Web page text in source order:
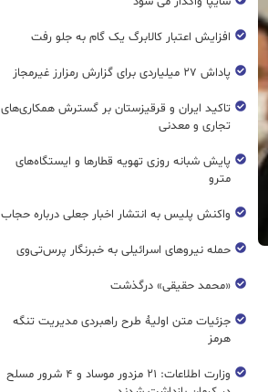
افزایش اعتبار کالابرگ یک گام به جلو رفت
پاداش ۲۷ میلیاردی برای گزارش رمزارز غیرمجاز
تاکید ایران و قرقیزستان بر گسترش همکاری‌های
تجاری و معدنی
پایش شبانه روزی تهویه قطار‌ها و ایستگاه‌های
مترو
واکنش پلیس به انتشار اخبار جعلی درباره حجاب
حمله نیروهای اسرائیلی به خبرنگار پرس‌تی‌وی
«محمد حقیقی» درگذشت
جزئیات متن اولیۀ طرح راهبردی مدیریت تنگه
هرمز
وزارت اطلاعات: ۲۱ مزدور موساد و ۴ شرور مسلح